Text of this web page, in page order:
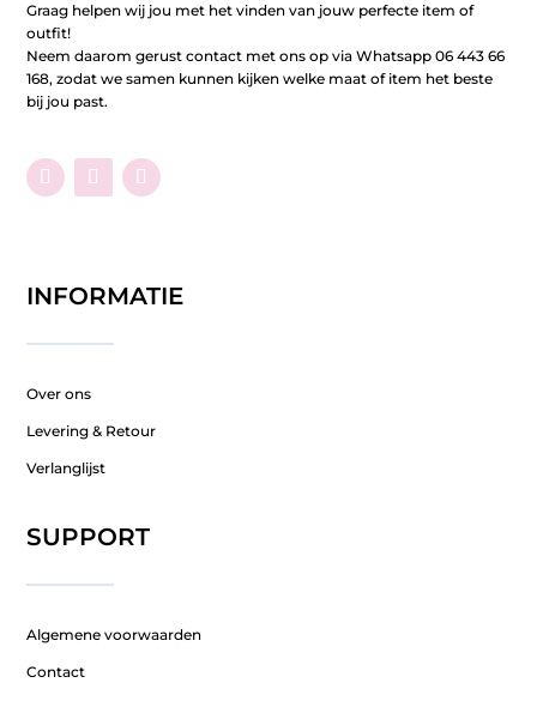
Graag helpen wij jou met het vinden van jouw perfecte item of
outfit!
Neem daarom gerust contact met ons op via Whatsapp 06 443 66
168, zodat we samen kunnen kijken welke maat of item het beste
bij jou past.
INFORMATIE
Over ons
Levering & Retour
Verlanglijst
SUPPORT
Algemene voorwaarden
Contact